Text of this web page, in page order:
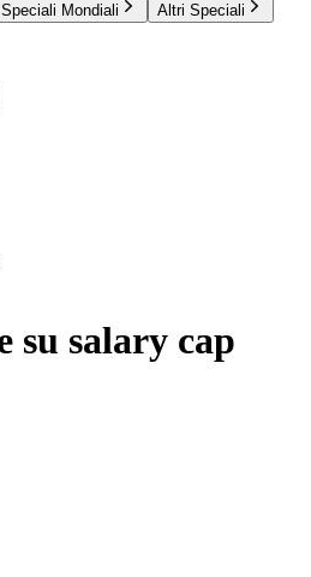
Speciali Mondiali Altri Speciali
su salary cap